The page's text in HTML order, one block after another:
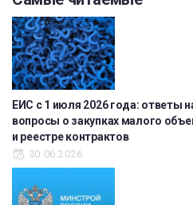
ЕИС с 1 июля 2026 года: ответы
вопросы о закупках малого
и реестре контрактов
30.06.2026